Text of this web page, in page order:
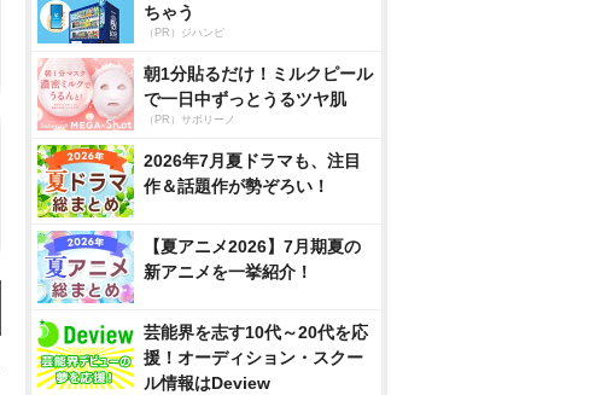
ちゃう
（PR）ジハンピ
朝1分貼るだけ！ミルクピール
で一日中ずっとうるツヤ肌
（PR）サボリーノ
2026年7月夏ドラマも、注目
作＆話題作が勢ぞろい！
【夏アニメ2026】7月期夏の
新アニメを一挙紹介！
芸能界を志す10代～20代を応
援！オーディション・スクー
ル情報はDeview